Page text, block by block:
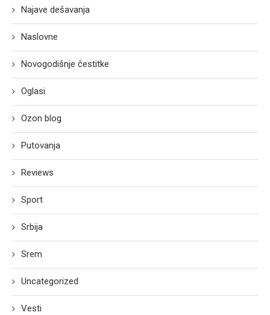
Najave dešavanja
Naslovne
Novogodišnje čestitke
Oglasi
Ozon blog
Putovanja
Reviews
Sport
Srbija
Srem
Uncategorized
Vesti